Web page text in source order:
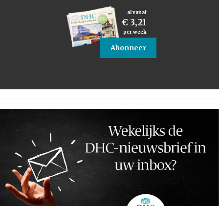
al vanaf
€ 3,21
per week
Abonneer